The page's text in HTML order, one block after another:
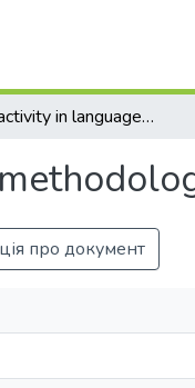
Project activity in language learning: methodology aspects
про документ